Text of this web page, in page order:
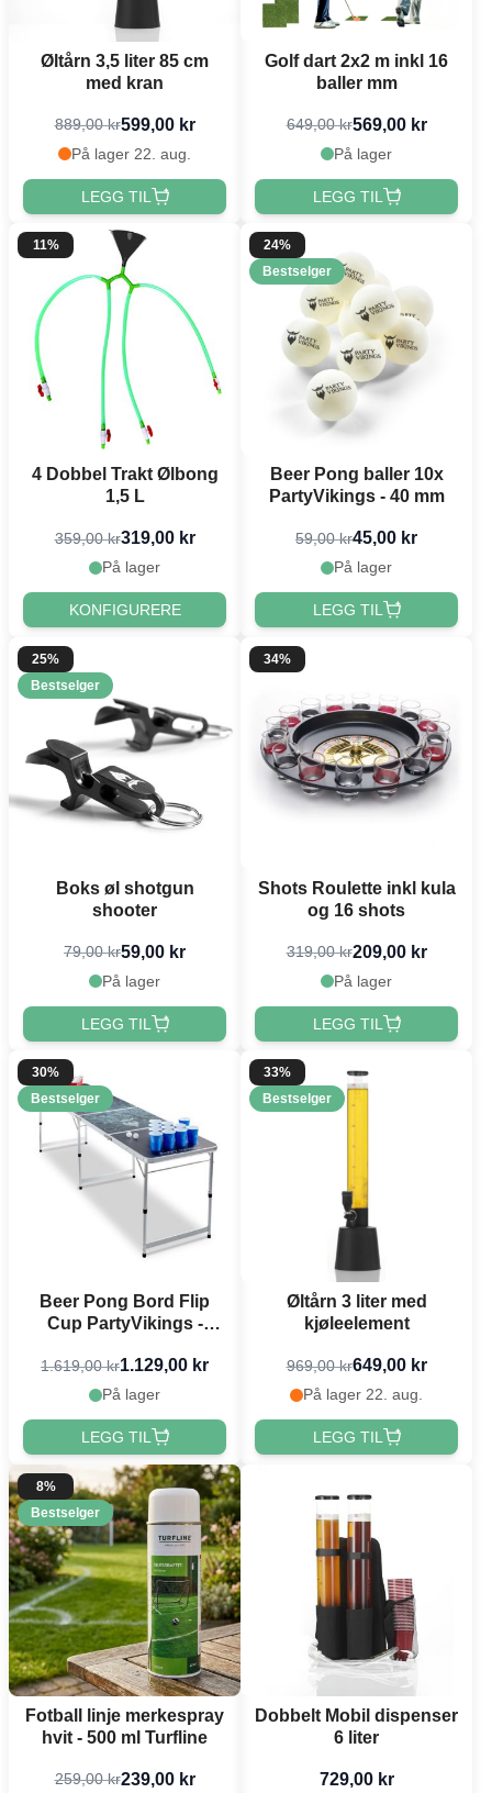
Øltårn 3,5 liter 85 cm
med kran
889,00 kr599,00 kr
På lager 22. aug.
LEGG TIL
Golf dart 2x2 m inkl 16
baller mm
649,00 kr569,00 kr
På lager
LEGG TIL
11%
4 Dobbel Trakt Ølbong
1,5 L
359,00 kr319,00 kr
På lager
KONFIGURERE
24%
Bestselger
Beer Pong baller 10x
PartyVikings - 40 mm
59,00 kr45,00 kr
På lager
LEGG TIL
25%
Bestselger
Boks øl shotgun
shooter
79,00 kr59,00 kr
På lager
LEGG TIL
34%
Shots Roulette inkl kula
og 16 shots
319,00 kr209,00 kr
På lager
LEGG TIL
30%
Bestselger
Beer Pong Bord Flip
Cup PartyVikings -
1.619,00 kr1.129,00 kr
På lager
LEGG TIL
33%
Bestselger
Øltårn 3 liter med
kjøleelement
969,00 kr649,00 kr
På lager 22. aug.
LEGG TIL
8%
Bestselger
Fotball linje merkespray
hvit - 500 ml Turfline
259,00 kr239,00 kr
Dobbelt Mobil dispenser
6 liter
729,00 kr